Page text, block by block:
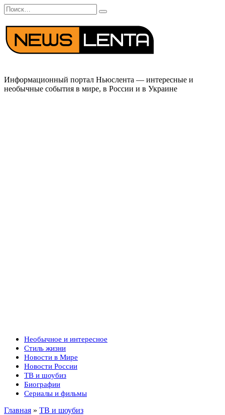
Перейти
к
содержанию
Search
for:
Информационный портал Ньюслента — интересные и
необычные события в мире, в России и в Украине
Необычное и интересное
Стиль жизни
Новости в Мире
Новости России
ТВ и шоубиз
Биографии
Сериалы и фильмы
Главная » ТВ и шоубиз